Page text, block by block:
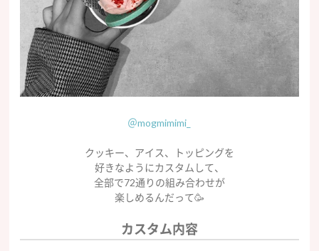
＠mogmimimi_
クッキー、アイス、トッピングを
好きなようにカスタムして、
全部で72通りの組み合わせが
楽しめるんだって🥳
カスタム内容